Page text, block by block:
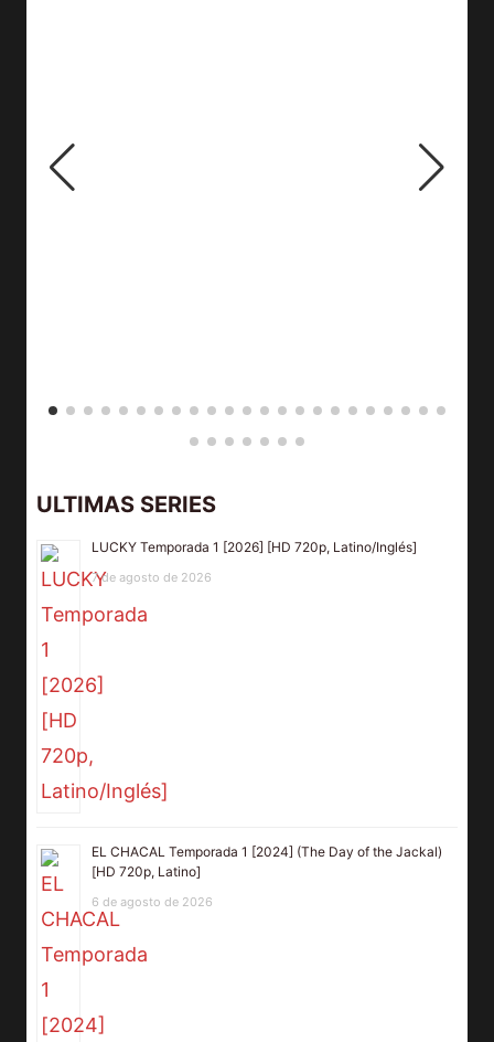
ULTIMAS SERIES
LUCKY Temporada 1 [2026] [HD 720p, Latino/Inglés]
7 de agosto de 2026
EL CHACAL Temporada 1 [2024] (The Day of the Jackal)
[HD 720p, Latino]
6 de agosto de 2026